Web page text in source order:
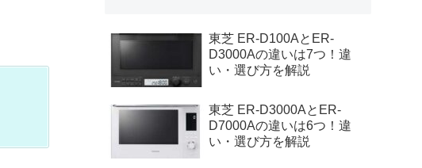
東芝 ER-D100AとER-
D3000Aの違いは7つ！違
い・選び方を解説
東芝 ER-D3000AとER-
D7000Aの違いは6つ！違
い・選び方を解説